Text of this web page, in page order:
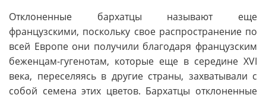
Отклоненные бархатцы называют еще
французскими, поскольку свое распространение по
всей Европе они получили благодаря французским
беженцам-гугенотам, которые еще в середине XVI
века, переселяясь в другие страны, захватывали с
собой семена этих цветов. Бархатцы отклоненные